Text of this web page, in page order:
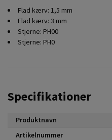
Flad kærv: 1,5 mm
Flad kærv: 3 mm
Stjerne: PH00
Stjerne: PH0
Specifikationer
Produktnavn
Artikelnummer